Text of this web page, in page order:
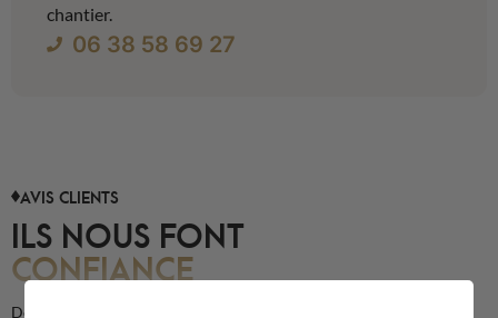
chantier.
06 38 58 69 27
AVIS CLIENTS
ILS NOUS FONT
CONFIANCE
Découvrez les avis de nos clients sur la qualité de nos produits et de